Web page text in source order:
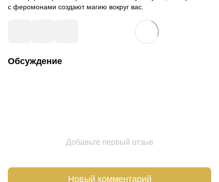
с феромонами создают магию вокруг вас.
Обсуждение
Добавьте первый отзыв
Новый комментарий